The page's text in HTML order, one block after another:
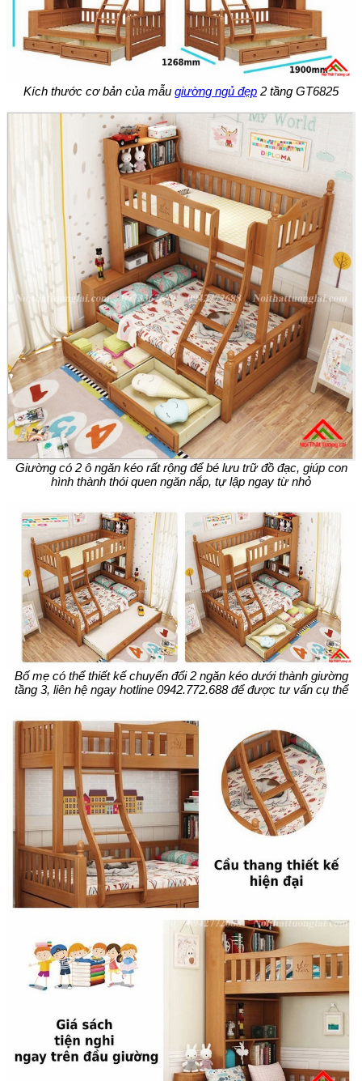
Kích thước cơ bản của mẫu giường ngủ đẹp 2 tầng GT6825
Giường có 2 ô ngăn kéo rất rộng để bé lưu trữ đồ đạc, giúp con
hình thành thói quen ngăn nắp, tự lập ngay từ nhỏ
Bố mẹ có thể thiết kế chuyển đổi 2 ngăn kéo dưới thành giường
tầng 3, liên hệ ngay hotline 0942.772.688 để được tư vấn cụ thể